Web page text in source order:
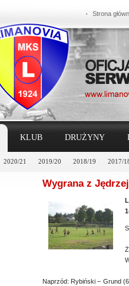
Strona
2020/21 2019/20 2018/19 2017/
KLUB DRUŻYNY
Wygrana z
Naprzód: Rybiński – Grund